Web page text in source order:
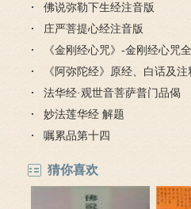
佛说弥勒下生经注音版
庄严菩提心经注音版
《金刚经心咒》-金刚经心咒
《阿弥陀经》原经、白话及注
法华经·观世音菩萨普门品偈
妙法莲华经 解题
嘱累品第十四
猜你喜欢